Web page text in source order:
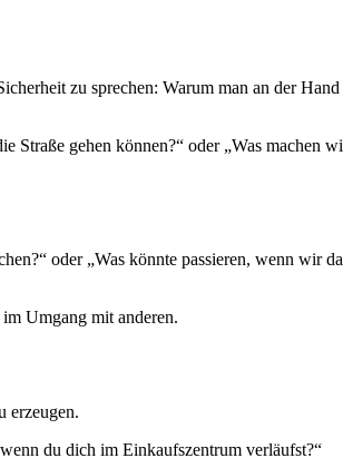
zu sprechen: Warum man an der
Straße gehen können?“ oder „Was machen
oder „Was könnte passieren, wenn wir
Umgang mit anderen.
erzeugen.
du dich im Einkaufszentrum verläufst?“